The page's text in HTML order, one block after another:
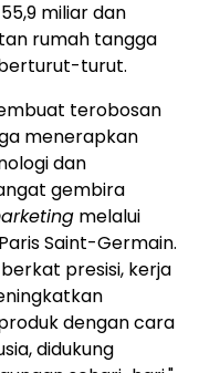
miliar dan
rumah tangga
turut.
terobosan
menerapkan
dan
gembira
melalui
Saint-Germain.
presisi, kerja
dengan cara
didukung